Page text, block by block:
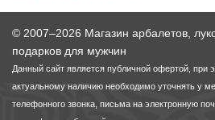
© 2007–2026 Магазин арбалетов,
подарков для мужчин
Данный сайт является публичной офертой, при
актуальному наличию необходимо уточнять у
телефонного звонка, письма на электронную